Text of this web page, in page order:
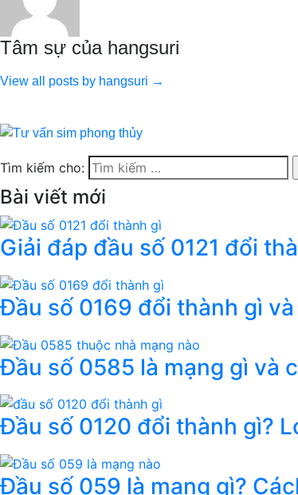
Tâm sự của hangsuri
View all posts by hangsuri →
Tìm kiếm cho:
Bài viết mới
Giải đáp đầu số 0121 đổi
Đầu số 0169 đổi thành gì
Đầu số 0585 là mạng gì và
Đầu số 0120 đổi thành gì?
Đầu số 059 là mạng gì?